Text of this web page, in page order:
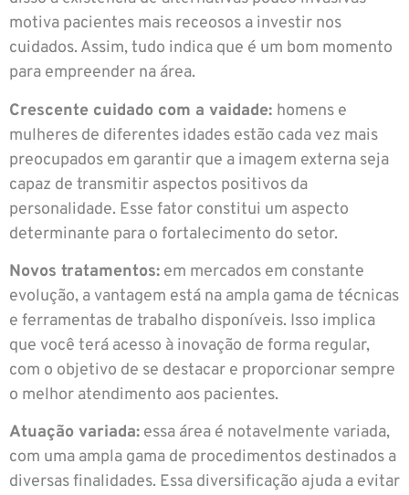
motiva pacientes mais receosos a investir nos
cuidados. Assim, tudo indica que é um bom momento
para empreender na área.
Crescente cuidado com a vaidade: homens e
mulheres de diferentes idades estão cada vez mais
preocupados em garantir que a imagem externa seja
capaz de transmitir aspectos positivos da
personalidade. Esse fator constitui um aspecto
determinante para o fortalecimento do setor.
Novos tratamentos: em mercados em constante
evolução, a vantagem está na ampla gama de técnicas
e ferramentas de trabalho disponíveis. Isso implica
que você terá acesso à inovação de forma regular,
com o objetivo de se destacar e proporcionar sempre
o melhor atendimento aos pacientes.
Atuação variada: essa área é notavelmente variada,
com uma ampla gama de procedimentos destinados a
diversas finalidades. Essa diversificação ajuda a evitar